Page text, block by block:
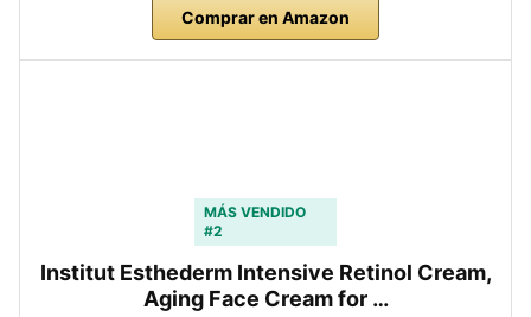
Comprar en Amazon
MÁS VENDIDO
#2
Institut Esthederm Intensive Retinol Cream,
Aging Face Cream for …